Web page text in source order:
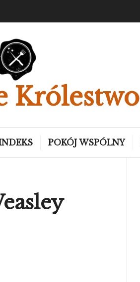
Królestwo
POKÓJ WSPÓLNY